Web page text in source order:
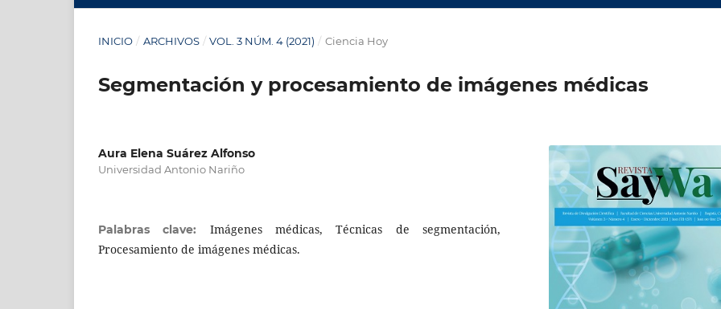
INICIO / ARCHIVOS / VOL. 3 NÚM. 4 (2021) / Ciencia Hoy
Segmentación y procesamiento de imágenes médicas
Aura Elena Suárez Alfonso
Universidad Antonio Nariño
Palabras clave: Imágenes médicas, Técnicas de segmentación,
Procesamiento de imágenes médicas.